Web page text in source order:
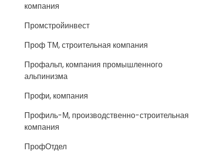
компания
Промстройинвест
Проф ТМ, строительная компания
Профальп, компания промышленного
альпинизма
Профи, компания
Профиль-М, производственно-строительная
компания
ПрофОтдел